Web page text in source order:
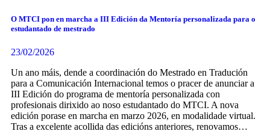
O MTCI pon en marcha a III Edición da Mentoría personalizada para o
estudantado de mestrado
23/02/2026
Un ano máis, dende a coordinación do Mestrado en Tradución
para a Comunicación Internacional temos o pracer de anunciar a
III Edición do programa de mentoría personalizada con
profesionais dirixido ao noso estudantado do MTCI. A nova
edición porase en marcha en marzo 2026, en modalidade virtual.
Tras a excelente acollida das edicións anteriores, renovamos…